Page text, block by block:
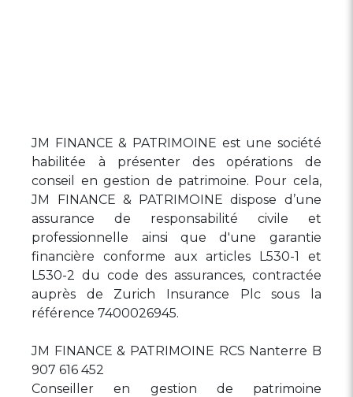
JM FINANCE & PATRIMOINE est une société
habilitée à présenter des opérations de
conseil en gestion de patrimoine. Pour cela,
JM FINANCE & PATRIMOINE dispose d’une
assurance de responsabilité civile et
professionnelle ainsi que d'une garantie
financière conforme aux articles L530-1 et
L530-2 du code des assurances, contractée
auprès de Zurich Insurance Plc sous la
référence 7400026945.
JM FINANCE & PATRIMOINE RCS Nanterre B
907 616 452
Conseiller en gestion de patrimoine